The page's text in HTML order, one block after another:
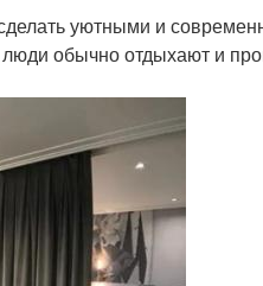
уютными и
обычно отдыхают и